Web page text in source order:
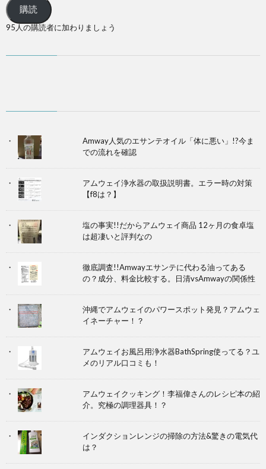
購読
95人の購読者に加わりましょう
Amway人気のエサンテオイル「体に悪い」!?今ま
での流れを確認
アムウェイ浄水器の取扱説明書。エラー時の対策
【f8は？】
塩の事実!!だからアムウェイ商品 12ヶ月の食卓塩
は超凄いと評判なの
徹底調査!!Amwayエサンテに代わる油ってある
の？成分、料金比較する。日清vsAmwayの関係性
沖縄でアムウェイのパワースポット発見？アムウェ
イネーチャー！？
アムウェイお風呂用浄水器BathSpring使ってる？ユ
メのリアル口コミも！
アムウェイクッキング！李福偉さんのレシピ本の紹
介。究極の調理器具！？
インダクションレンジの掃除の方法&驚きの電気代
は？